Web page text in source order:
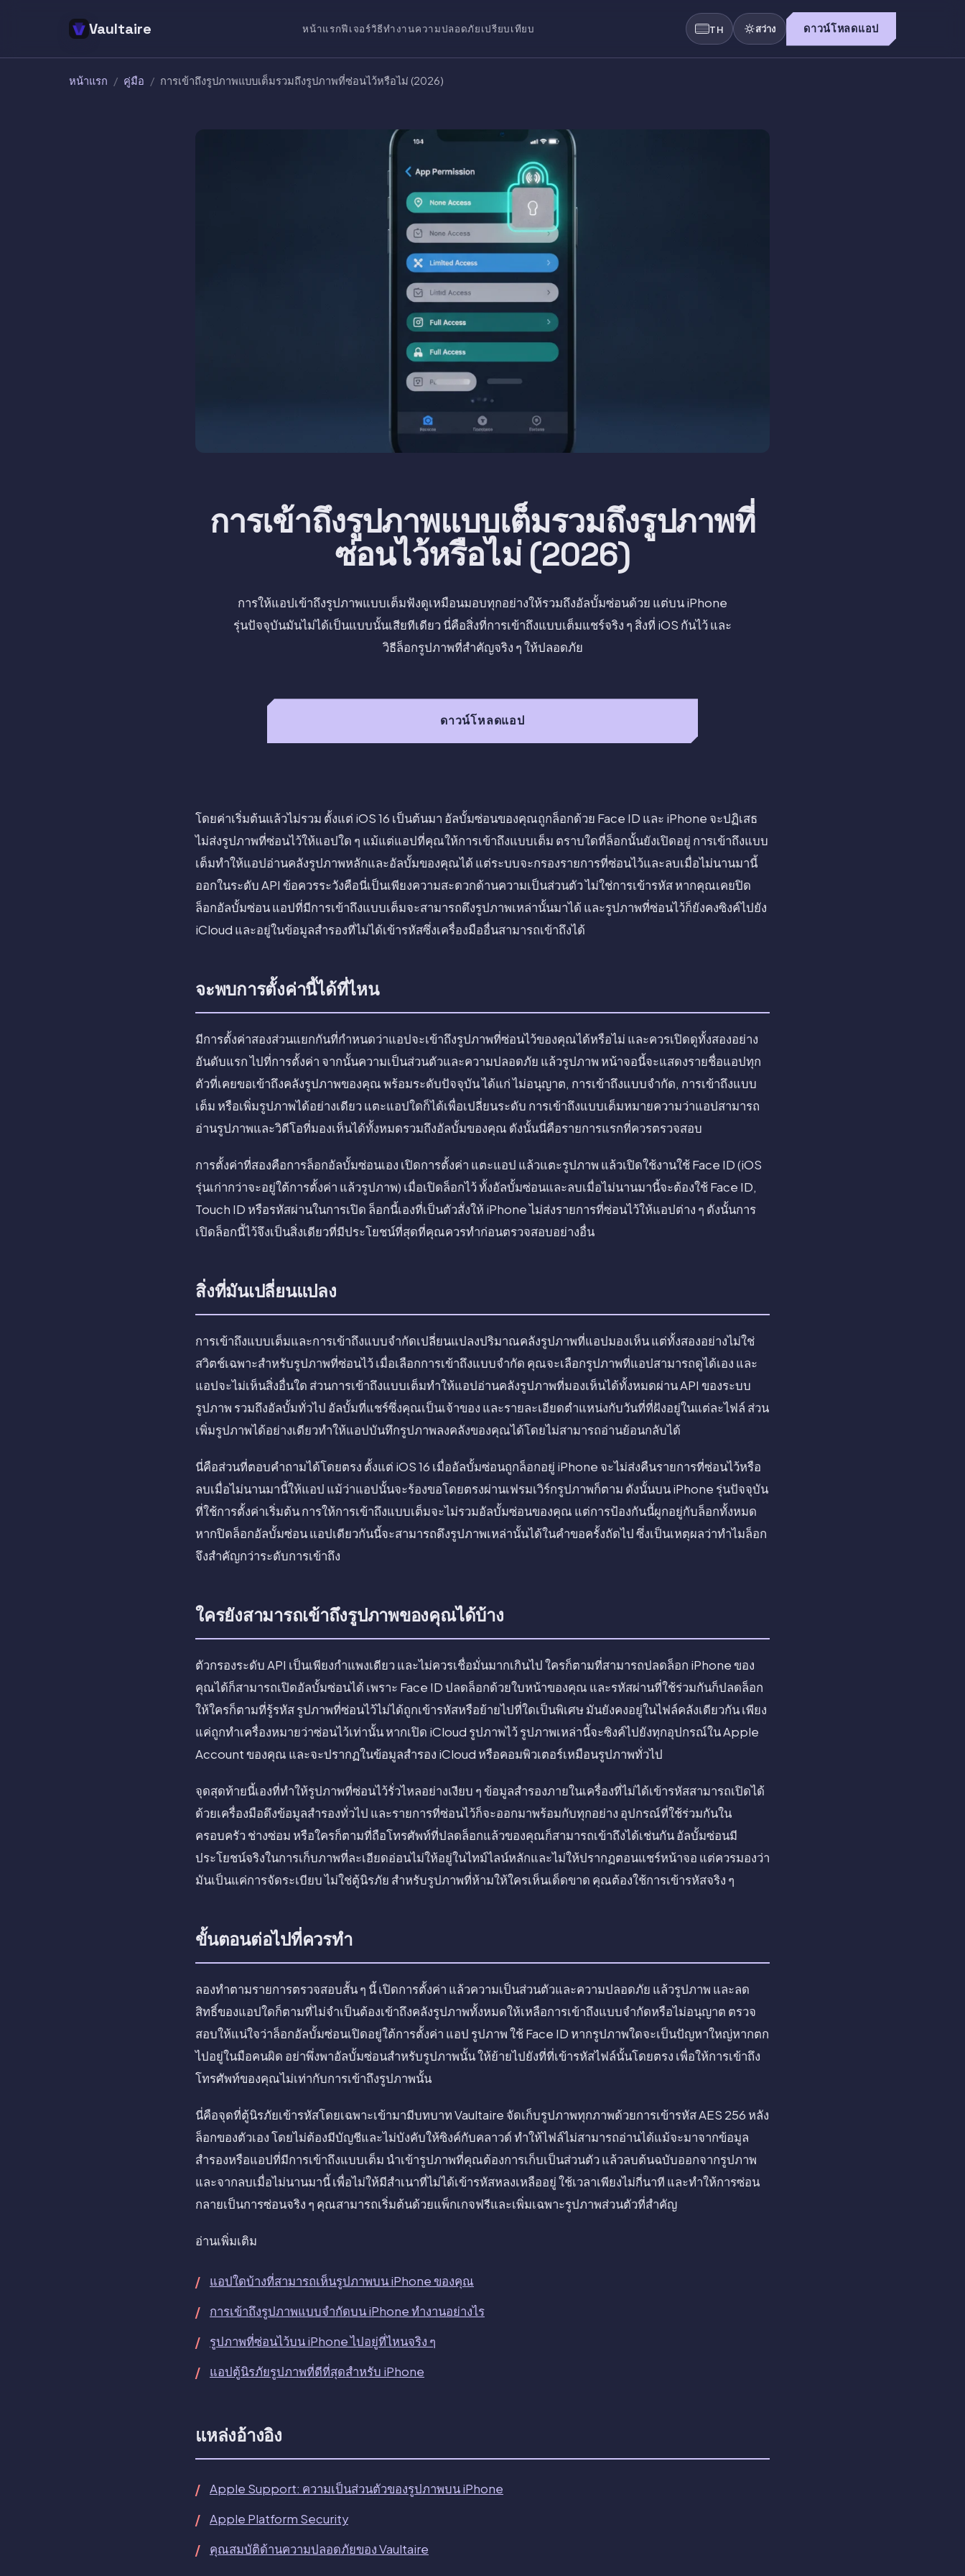
Vaultaire หน้าแรกฟีเจอร์วิธีทำงานความปลอดภัยเปรียบเทียบ TH สว่าง ดาวน์โหลดแอป
หน้าแรก / คู่มือ / การเข้าถึงรูปภาพแบบเต็มรวมถึงรูปภาพที่ซ่อนไว้หรือไม่ (2026)
การเข้าถึงรูปภาพแบบเต็มรวมถึงรูปภาพที่
ซ่อนไว้หรือไม่ (2026)
การให้แอปเข้าถึงรูปภาพแบบเต็มฟังดูเหมือนมอบทุกอย่างให้รวมถึงอัลบั้มซ่อนด้วย แต่บน iPhone
รุ่นปัจจุบันมันไม่ได้เป็นแบบนั้นเสียทีเดียว นี่คือสิ่งที่การเข้าถึงแบบเต็มแชร์จริง ๆ สิ่งที่ iOS กันไว้ และ
วิธีล็อกรูปภาพที่สำคัญจริง ๆ ให้ปลอดภัย
ดาวน์โหลดแอป
โดยค่าเริ่มต้นแล้วไม่รวม ตั้งแต่ iOS 16 เป็นต้นมา อัลบั้มซ่อนของคุณถูกล็อกด้วย Face ID และ iPhone จะปฏิเสธ
ไม่ส่งรูปภาพที่ซ่อนไว้ให้แอปใด ๆ แม้แต่แอปที่คุณให้การเข้าถึงแบบเต็ม ตราบใดที่ล็อกนั้นยังเปิดอยู่ การเข้าถึงแบบ
เต็มทำให้แอปอ่านคลังรูปภาพหลักและอัลบั้มของคุณได้ แต่ระบบจะกรองรายการที่ซ่อนไว้และลบเมื่อไม่นานมานี้
ออกในระดับ API ข้อควรระวังคือนี่เป็นเพียงความสะดวกด้านความเป็นส่วนตัว ไม่ใช่การเข้ารหัส หากคุณเคยปิด
ล็อกอัลบั้มซ่อน แอปที่มีการเข้าถึงแบบเต็มจะสามารถดึงรูปภาพเหล่านั้นมาได้ และรูปภาพที่ซ่อนไว้ก็ยังคงซิงค์ไปยัง
iCloud และอยู่ในข้อมูลสำรองที่ไม่ได้เข้ารหัสซึ่งเครื่องมืออื่นสามารถเข้าถึงได้
จะพบการตั้งค่านี้ได้ที่ไหน
มีการตั้งค่าสองส่วนแยกกันที่กำหนดว่าแอปจะเข้าถึงรูปภาพที่ซ่อนไว้ของคุณได้หรือไม่ และควรเปิดดูทั้งสองอย่าง
อันดับแรก ไปที่การตั้งค่า จากนั้นความเป็นส่วนตัวและความปลอดภัย แล้วรูปภาพ หน้าจอนี้จะแสดงรายชื่อแอปทุก
ตัวที่เคยขอเข้าถึงคลังรูปภาพของคุณ พร้อมระดับปัจจุบัน ได้แก่ ไม่อนุญาต, การเข้าถึงแบบจำกัด, การเข้าถึงแบบ
เต็ม หรือเพิ่มรูปภาพได้อย่างเดียว แตะแอปใดก็ได้เพื่อเปลี่ยนระดับ การเข้าถึงแบบเต็มหมายความว่าแอปสามารถ
อ่านรูปภาพและวิดีโอที่มองเห็นได้ทั้งหมดรวมถึงอัลบั้มของคุณ ดังนั้นนี่คือรายการแรกที่ควรตรวจสอบ
การตั้งค่าที่สองคือการล็อกอัลบั้มซ่อนเอง เปิดการตั้งค่า แตะแอป แล้วแตะรูปภาพ แล้วเปิดใช้งานใช้ Face ID (iOS
รุ่นเก่ากว่าจะอยู่ใต้การตั้งค่า แล้วรูปภาพ) เมื่อเปิดล็อกไว้ ทั้งอัลบั้มซ่อนและลบเมื่อไม่นานมานี้จะต้องใช้ Face ID,
Touch ID หรือรหัสผ่านในการเปิด ล็อกนี้เองที่เป็นตัวสั่งให้ iPhone ไม่ส่งรายการที่ซ่อนไว้ให้แอปต่าง ๆ ดังนั้นการ
เปิดล็อกนี้ไว้จึงเป็นสิ่งเดียวที่มีประโยชน์ที่สุดที่คุณควรทำก่อนตรวจสอบอย่างอื่น
สิ่งที่มันเปลี่ยนแปลง
การเข้าถึงแบบเต็มและการเข้าถึงแบบจำกัดเปลี่ยนแปลงปริมาณคลังรูปภาพที่แอปมองเห็น แต่ทั้งสองอย่างไม่ใช่
สวิตช์เฉพาะสำหรับรูปภาพที่ซ่อนไว้ เมื่อเลือกการเข้าถึงแบบจำกัด คุณจะเลือกรูปภาพที่แอปสามารถดูได้เอง และ
แอปจะไม่เห็นสิ่งอื่นใด ส่วนการเข้าถึงแบบเต็มทำให้แอปอ่านคลังรูปภาพที่มองเห็นได้ทั้งหมดผ่าน API ของระบบ
รูปภาพ รวมถึงอัลบั้มทั่วไป อัลบั้มที่แชร์ซึ่งคุณเป็นเจ้าของ และรายละเอียดตำแหน่งกับวันที่ที่ฝังอยู่ในแต่ละไฟล์ ส่วน
เพิ่มรูปภาพได้อย่างเดียวทำให้แอปบันทึกรูปภาพลงคลังของคุณได้โดยไม่สามารถอ่านย้อนกลับได้
นี่คือส่วนที่ตอบคำถามได้โดยตรง ตั้งแต่ iOS 16 เมื่ออัลบั้มซ่อนถูกล็อกอยู่ iPhone จะไม่ส่งคืนรายการที่ซ่อนไว้หรือ
ลบเมื่อไม่นานมานี้ให้แอป แม้ว่าแอปนั้นจะร้องขอโดยตรงผ่านเฟรมเวิร์กรูปภาพก็ตาม ดังนั้นบน iPhone รุ่นปัจจุบัน
ที่ใช้การตั้งค่าเริ่มต้น การให้การเข้าถึงแบบเต็มจะไม่รวมอัลบั้มซ่อนของคุณ แต่การป้องกันนี้ผูกอยู่กับล็อกทั้งหมด
หากปิดล็อกอัลบั้มซ่อน แอปเดียวกันนี้จะสามารถดึงรูปภาพเหล่านั้นได้ในคำขอครั้งถัดไป ซึ่งเป็นเหตุผลว่าทำไมล็อก
จึงสำคัญกว่าระดับการเข้าถึง
ใครยังสามารถเข้าถึงรูปภาพของคุณได้บ้าง
ตัวกรองระดับ API เป็นเพียงกำแพงเดียว และไม่ควรเชื่อมั่นมากเกินไป ใครก็ตามที่สามารถปลดล็อก iPhone ของ
คุณได้ก็สามารถเปิดอัลบั้มซ่อนได้ เพราะ Face ID ปลดล็อกด้วยใบหน้าของคุณ และรหัสผ่านที่ใช้ร่วมกันก็ปลดล็อก
ให้ใครก็ตามที่รู้รหัส รูปภาพที่ซ่อนไว้ไม่ได้ถูกเข้ารหัสหรือย้ายไปที่ใดเป็นพิเศษ มันยังคงอยู่ในไฟล์คลังเดียวกัน เพียง
แค่ถูกทำเครื่องหมายว่าซ่อนไว้เท่านั้น หากเปิด iCloud รูปภาพไว้ รูปภาพเหล่านี้จะซิงค์ไปยังทุกอุปกรณ์ใน Apple
Account ของคุณ และจะปรากฏในข้อมูลสำรอง iCloud หรือคอมพิวเตอร์เหมือนรูปภาพทั่วไป
จุดสุดท้ายนี้เองที่ทำให้รูปภาพที่ซ่อนไว้รั่วไหลอย่างเงียบ ๆ ข้อมูลสำรองภายในเครื่องที่ไม่ได้เข้ารหัสสามารถเปิดได้
ด้วยเครื่องมือดึงข้อมูลสำรองทั่วไป และรายการที่ซ่อนไว้ก็จะออกมาพร้อมกับทุกอย่าง อุปกรณ์ที่ใช้ร่วมกันใน
ครอบครัว ช่างซ่อม หรือใครก็ตามที่ถือโทรศัพท์ที่ปลดล็อกแล้วของคุณก็สามารถเข้าถึงได้เช่นกัน อัลบั้มซ่อนมี
ประโยชน์จริงในการเก็บภาพที่ละเอียดอ่อนไม่ให้อยู่ในไทม์ไลน์หลักและไม่ให้ปรากฏตอนแชร์หน้าจอ แต่ควรมองว่า
มันเป็นแค่การจัดระเบียบ ไม่ใช่ตู้นิรภัย สำหรับรูปภาพที่ห้ามให้ใครเห็นเด็ดขาด คุณต้องใช้การเข้ารหัสจริง ๆ
ขั้นตอนต่อไปที่ควรทำ
ลองทำตามรายการตรวจสอบสั้น ๆ นี้ เปิดการตั้งค่า แล้วความเป็นส่วนตัวและความปลอดภัย แล้วรูปภาพ และลด
สิทธิ์ของแอปใดก็ตามที่ไม่จำเป็นต้องเข้าถึงคลังรูปภาพทั้งหมดให้เหลือการเข้าถึงแบบจำกัดหรือไม่อนุญาต ตรวจ
สอบให้แน่ใจว่าล็อกอัลบั้มซ่อนเปิดอยู่ใต้การตั้งค่า แอป รูปภาพ ใช้ Face ID หากรูปภาพใดจะเป็นปัญหาใหญ่หากตก
ไปอยู่ในมือคนผิด อย่าพึ่งพาอัลบั้มซ่อนสำหรับรูปภาพนั้น ให้ย้ายไปยังที่ที่เข้ารหัสไฟล์นั้นโดยตรง เพื่อให้การเข้าถึง
โทรศัพท์ของคุณไม่เท่ากับการเข้าถึงรูปภาพนั้น
นี่คือจุดที่ตู้นิรภัยเข้ารหัสโดยเฉพาะเข้ามามีบทบาท Vaultaire จัดเก็บรูปภาพทุกภาพด้วยการเข้ารหัส AES 256 หลัง
ล็อกของตัวเอง โดยไม่ต้องมีบัญชีและไม่บังคับให้ซิงค์กับคลาวด์ ทำให้ไฟล์ไม่สามารถอ่านได้แม้จะมาจากข้อมูล
สำรองหรือแอปที่มีการเข้าถึงแบบเต็ม นำเข้ารูปภาพที่คุณต้องการเก็บเป็นส่วนตัว แล้วลบต้นฉบับออกจากรูปภาพ
และจากลบเมื่อไม่นานมานี้ เพื่อไม่ให้มีสำเนาที่ไม่ได้เข้ารหัสหลงเหลืออยู่ ใช้เวลาเพียงไม่กี่นาที และทำให้การซ่อน
กลายเป็นการซ่อนจริง ๆ คุณสามารถเริ่มต้นด้วยแพ็กเกจฟรีและเพิ่มเฉพาะรูปภาพส่วนตัวที่สำคัญ
อ่านเพิ่มเติม
แอปใดบ้างที่สามารถเห็นรูปภาพบน iPhone ของคุณ
การเข้าถึงรูปภาพแบบจำกัดบน iPhone ทำงานอย่างไร
รูปภาพที่ซ่อนไว้บน iPhone ไปอยู่ที่ไหนจริง ๆ
แอปตู้นิรภัยรูปภาพที่ดีที่สุดสำหรับ iPhone
แหล่งอ้างอิง
Apple Support: ความเป็นส่วนตัวของรูปภาพบน iPhone
Apple Platform Security
คุณสมบัติด้านความปลอดภัยของ Vaultaire